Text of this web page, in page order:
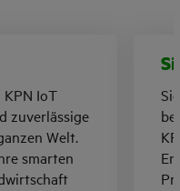
IoT
zuverlässige
Welt.
smarten